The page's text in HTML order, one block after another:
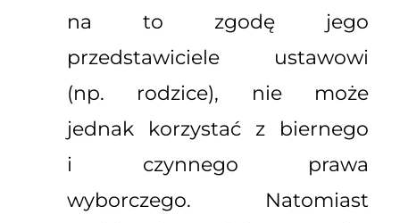
na to zgodę jego
przedstawiciele ustawowi
(np. rodzice), nie może
jednak korzystać z biernego
i czynnego prawa
wyborczego. Natomiast